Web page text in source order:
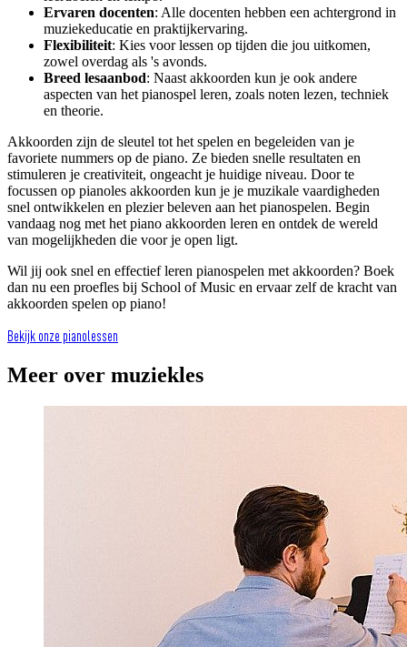
Ervaren docenten: Alle docenten hebben een achtergrond in
muziekeducatie en praktijkervaring.
Flexibiliteit: Kies voor lessen op tijden die jou uitkomen,
zowel overdag als 's avonds.
Breed lesaanbod: Naast akkoorden kun je ook andere
aspecten van het pianospel leren, zoals noten lezen, techniek
en theorie.
Akkoorden zijn de sleutel tot het spelen en begeleiden van je
favoriete nummers op de piano. Ze bieden snelle resultaten en
stimuleren je creativiteit, ongeacht je huidige niveau. Door te
focussen op pianoles akkoorden kun je je muzikale vaardigheden
snel ontwikkelen en plezier beleven aan het pianospelen. Begin
vandaag nog met het piano akkoorden leren en ontdek de wereld
van mogelijkheden die voor je open ligt.
Wil jij ook snel en effectief leren pianospelen met akkoorden? Boek
dan nu een proefles bij School of Music en ervaar zelf de kracht van
akkoorden spelen op piano!
Bekijk onze pianolessen
Meer over muziekles